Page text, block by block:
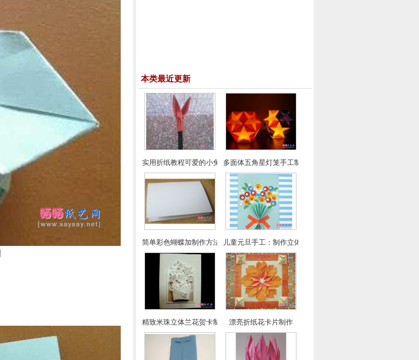
本类最近更新
实用折纸教程可爱的小兔子笔帽制作方法多面体五角星灯笼手工制作图文教程
简单彩色蝴蝶加制作方法 儿童元旦手工：制作立体花贺卡
精致米珠立体兰花贺卡制作 漂亮折纸花卡片制作